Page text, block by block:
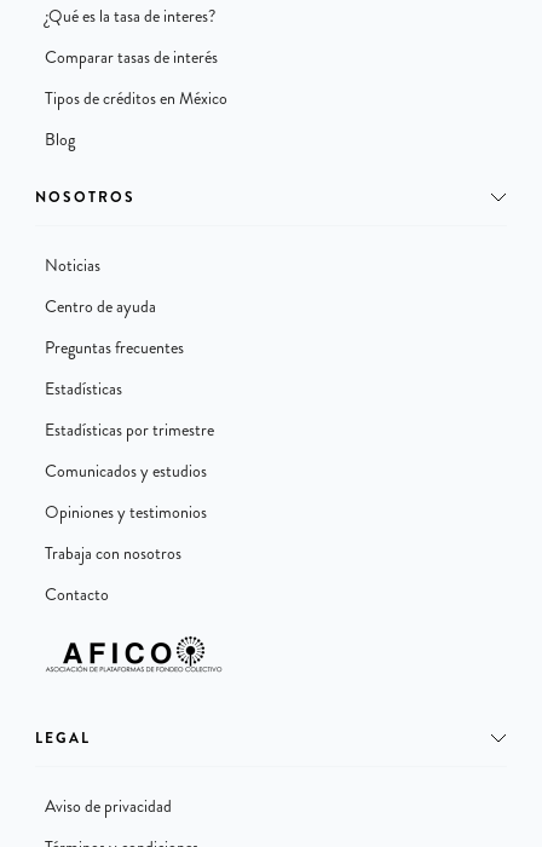
¿Qué es la tasa de interes?
Comparar tasas de interés
Tipos de créditos en México
Blog
NOSOTROS
Noticias
Centro de ayuda
Preguntas frecuentes
Estadísticas
Estadísticas por trimestre
Comunicados y estudios
Opiniones y testimonios
Trabaja con nosotros
Contacto
LEGAL
Aviso de privacidad